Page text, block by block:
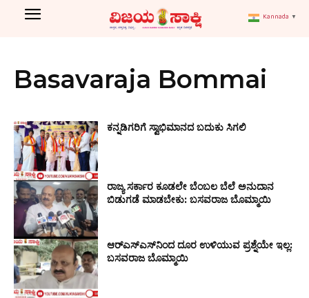
Basavaraja Bommai
ಕನ್ನಡಿಗರಿಗೆ ಸ್ವಾಭಿಮಾನದ ಬದುಕು ಸಿಗಲಿ
ರಾಜ್ಯ ಸರ್ಕಾರ ಕೂಡಲೇ ಬೆಂಬಲ ಬೆಲೆ ಅನುದಾನ
ಬಿಡುಗಡೆ ಮಾಡಬೇಕು: ಬಸವರಾಜ ಬೊಮ್ಮಾಯಿ
ಆರ್‌ಎಸ್‌ಎಸ್‌ನಿಂದ ದೂರ ಉಳಿಯುವ ಪ್ರಶ್ನೆಯೇ ಇಲ್ಲ:
ಬಸವರಾಜ ಬೊಮ್ಮಾಯಿ
Kannada ▼